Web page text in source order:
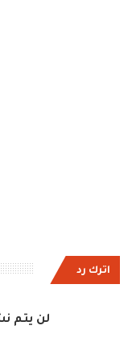
اترك رد
لن يتم